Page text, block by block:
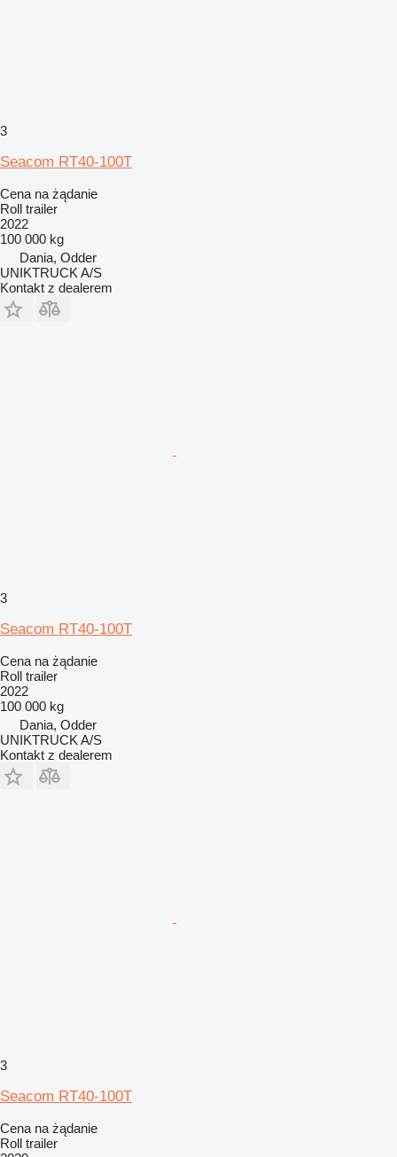
3
Seacom RT40-100T
Cena na żądanie
Roll trailer
2022
100 000 kg
Dania, Odder
UNIKTRUCK A/S
Kontakt z dealerem
3
Seacom RT40-100T
Cena na żądanie
Roll trailer
2022
100 000 kg
Dania, Odder
UNIKTRUCK A/S
Kontakt z dealerem
3
Seacom RT40-100T
Cena na żądanie
Roll trailer